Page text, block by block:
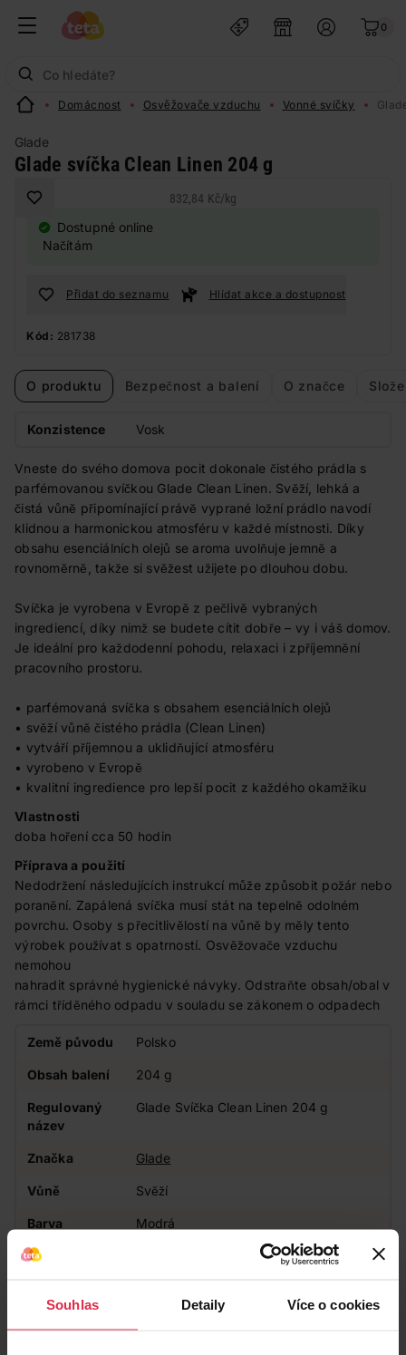
Souhlas Detaily Více o cookies
0
Domácnost Osvěžovače vzduchu Vonné svíčky
Glade
Glade svíčka Clean Linen 204 g
832,84 Kč/kg
Dostupné online
Načítám
Přidat do seznamu Hlídat akce a dostupnost
Kód: 281738
O produktu Bezpečnost a balení O značce
Konzistence Vosk
Vneste do svého domova pocit dokonale čistého prádla s
parfémovanou svíčkou Glade Clean Linen. Svěží, lehká a
čistá vůně připomínající právě vyprané ložní prádlo navodí
klidnou a harmonickou atmosféru v každé místnosti. Díky
obsahu esenciálních olejů se aroma uvolňuje jemně a
rovnoměrně, takže si svěžest užijete po dlouhou dobu.
Svíčka je vyrobena v Evropě z pečlivě vybraných
ingrediencí, díky nimž se budete cítit dobře – vy i váš domov.
Je ideální pro každodenní pohodu, relaxaci i zpříjemnění
pracovního prostoru.
• parfémovaná svíčka s obsahem esenciálních olejů
• svěží vůně čistého prádla (Clean Linen)
• vytváří příjemnou a uklidňující atmosféru
• vyrobeno v Evropě
• kvalitní ingredience pro lepší pocit z každého okamžiku
Vlastnosti
doba hoření cca 50 hodin
Příprava a použití
Nedodržení následujících instrukcí může způsobit požár nebo
poranění. Zapálená svíčka musí stát na tepelně odolném
povrchu. Osoby s přecitlivělostí na vůně by měly tento
výrobek používat s opatrností. Osvěžovače vzduchu
nemohou
nahradit správné hygienické návyky. Odstraňte obsah/obal v
rámci tříděného odpadu v souladu se zákonem o odpadech
Země původu Polsko
Obsah balení 204 g
Regulovaný
název
Glade Svíčka Clean Linen 204 g
Značka Glade
Vůně Svěží
Barva Modrá